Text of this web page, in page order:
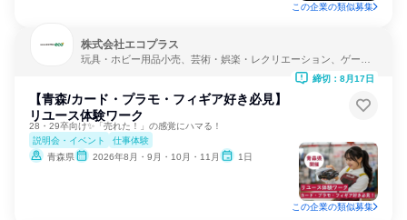
この企業の類似募集
株式会社エコプラス
玩具・ホビー用品小売、芸術・娯楽・レクリエーション、ゲーム
【青森/カード・プラモ・フィギア好き必見】
リユース体験ワーク
28・29卒向け✨「売れた！」の感覚にハマる！
説明会・イベント
仕事体験
青森県
2026年8月・9月・10月・11月 1日
締切：8月17日
この企業の類似募集